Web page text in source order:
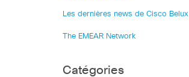
Les dernières news de Cisco Belux
The EMEAR Network
Catégories